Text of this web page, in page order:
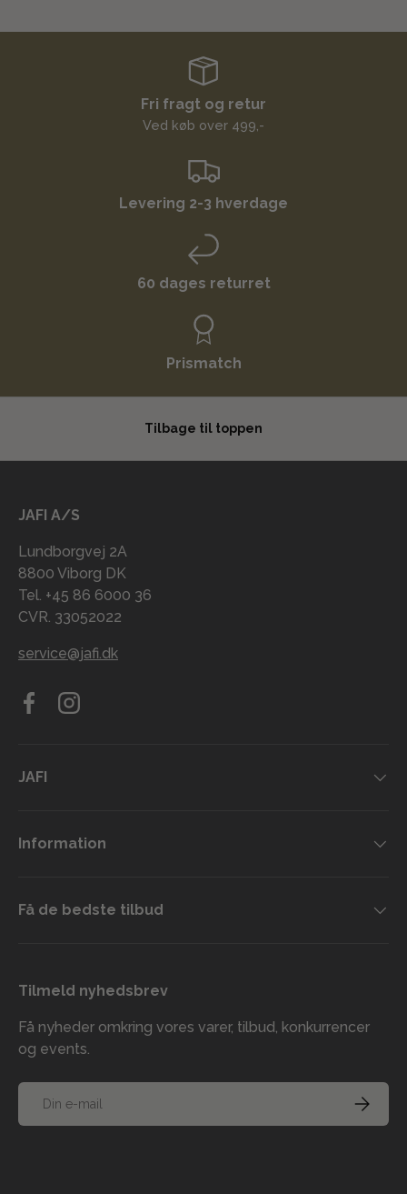
Fri fragt og retur
Ved køb over 499,-
Levering 2-3 hverdage
60 dages returret
Prismatch
Tilbage til toppen
JAFI A/S
Lundborgvej 2A
8800 Viborg DK
Tel. +45 86 6000 36
CVR. 33052022
service@jafi.dk
FacebookInstagram
JAFI
Information
Få de bedste tilbud
Tilmeld nyhedsbrev
Få nyheder omkring vores varer, tilbud, konkurrencer
og events.
TILMELD